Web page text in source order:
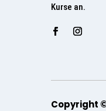
Kurse an.
Copyright